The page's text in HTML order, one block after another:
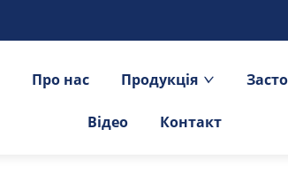
Про нас Продукція
Відео Контакт